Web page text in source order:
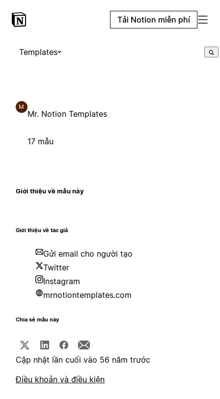
Tải Notion miễn phí
Templates
M
Mr. Notion Templates
17 mẫu
Giới thiệu về mẫu này
Giới thiệu về tác giả
Gửi email cho người tạo
Twitter
Instagram
mrnotiontemplates.com
Chia sẻ mẫu này
Cập nhật lần cuối vào 56 năm trước
Điều khoản và điều kiện